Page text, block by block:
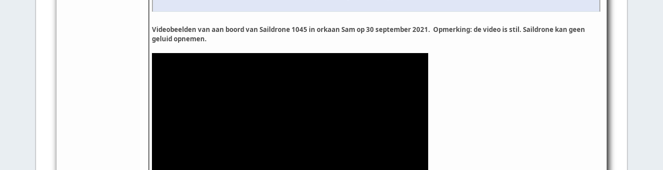
Videobeelden van aan boord van Saildrone 1045 in orkaan Sam op 30 september 2021. Opmerking: de video is stil. Saildrone kan geen
geluid opnemen.